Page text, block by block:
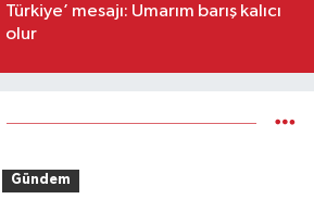
Türkiye’ mesajı: Umarım barış kalıcı
olur
Gündem